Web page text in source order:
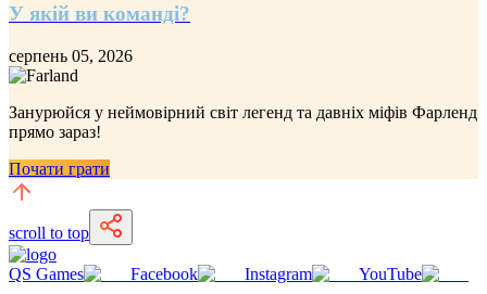
У якій ви команді?
серпень 05, 2026
Занурюйся у неймовірний світ легенд та давніх міфів Фарленд
прямо зараз!
Почати грати
scroll to top
QS Games Facebook Instagram YouTube